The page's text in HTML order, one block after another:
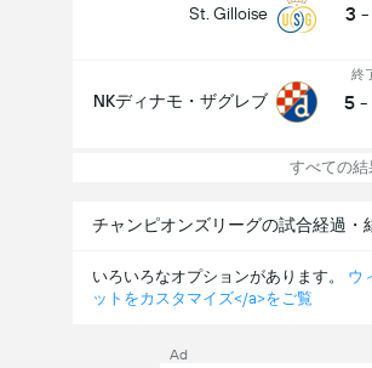
St. Gilloise 3 -
NKディナモ・ザグレブ
終
5 -
すべての結
チャンピオンズリーグの試合経過・
いろいろなオプションがあります。
ウ
ットをカスタマイズ</a>をご覧
Ad